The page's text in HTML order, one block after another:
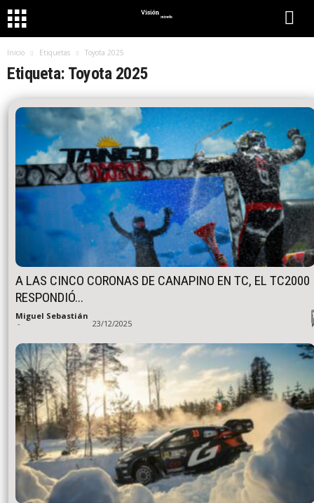
Inicio Etiquetas Toyota 2025
Etiqueta: Toyota 2025
A LAS CINCO CORONAS DE CANAPINO EN TC, EL TC2000
RESPONDIÓ...
Miguel Sebastián
- 23/12/2025